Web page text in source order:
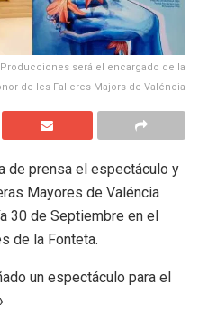
será el encargado de la
de les Falleres Majors de Valéncia
de prensa el espectáculo y
Mayores de Valéncia
30 de Septiembre en el
de la Fonteta.
un espectáculo para el